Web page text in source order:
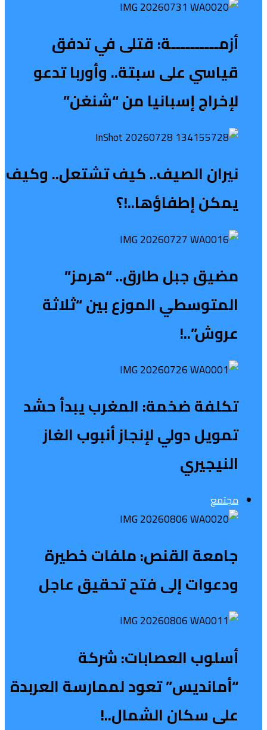
أزمــــــــــة: قتلى في تدفق
قياسي على سبتة.. وأوربا تدعو
لإخراج إسبانيا من “شنغن”
نيران الصيف.. كيف تشتعل.. وكيف
يمكن إطفاؤها..!؟
مضيق جبل طارق.. “هرمز”
المتوسطي الموزع بين “ثلاثة
عروش”..!
تكلفة ضخمة: المغرب يبدأ حشد
تمويل دولي لإنجاز أنبوب الغاز
النيجيري
مجتمع
جامعة القنص: ملفات خطيرة
ودعوات إلى فتح تحقيق عاجل
أسلوب العصابات: شركة
“أمانديس” تعود لممارسة العربدة
على سكان الشمال..!